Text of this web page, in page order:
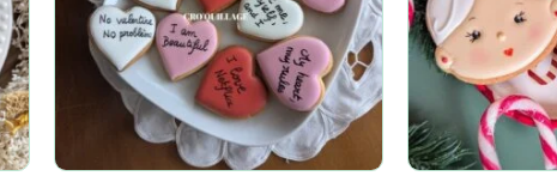
Les
options
peuvent
être
choisies